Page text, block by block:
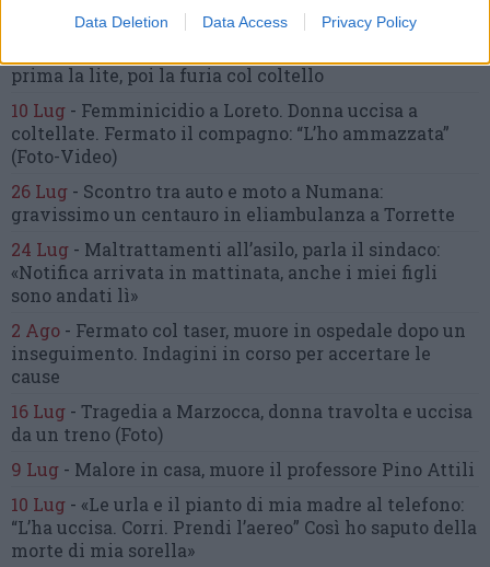
Data Deletion Data Access Privacy Policy
orrore all’asilo, arrestate due educatrici
prima la lite, poi la furia col coltello
10 Lug - Femminicidio a Loreto. Donna uccisa a
coltellate. Fermato il compagno: “L’ho ammazzata”
(Foto-Video)
26 Lug - Scontro tra auto e moto a Numana:
gravissimo un centauro in eliambulanza a Torrette
24 Lug - Maltrattamenti all’asilo, parla il sindaco:
«Notifica arrivata in mattinata, anche i miei figli
sono andati lì»
2 Ago - Fermato col taser, muore in ospedale dopo un
inseguimento. Indagini in corso per accertare le
cause
16 Lug - Tragedia a Marzocca, donna travolta e uccisa
da un treno (Foto)
9 Lug - Malore in casa, muore il professore Pino Attili
10 Lug - «Le urla e il pianto di mia madre al telefono:
“L’ha uccisa. Corri. Prendi l’aereo” Così ho saputo della
morte di mia sorella»